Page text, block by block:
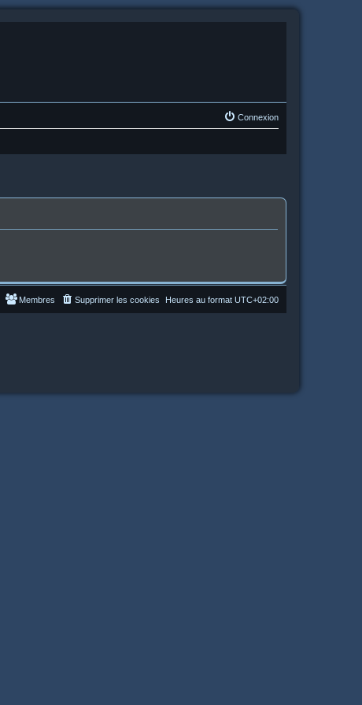
Connexion
Heures au format UTC+02:00
Supprimer les cookies
Membres